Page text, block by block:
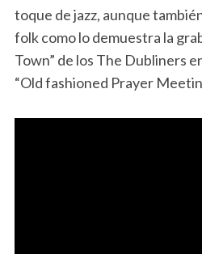
toque de jazz, aunque
folk como lo demuestra la
Town” de los The Dubliners
“Old fashioned Prayer